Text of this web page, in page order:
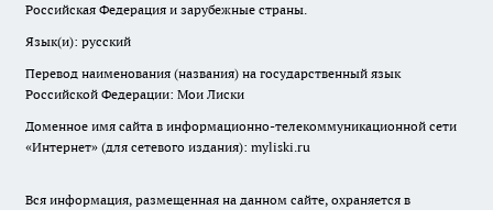
Российская Федерация и зарубежные страны.
Язык(и): русский
Перевод наименования (названия) на государственный язык
Российской Федерации: Мои Лиски
Доменное имя сайта в информационно-телекоммуникационной сети
«Интернет» (для сетевого издания): myliski.ru
Вся информация, размещенная на данном сайте, охраняется в